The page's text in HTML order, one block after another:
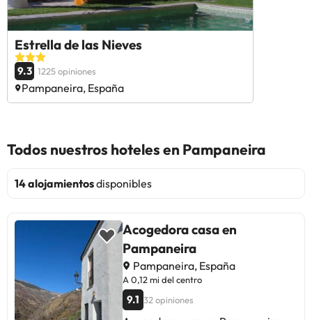
Estrella de las Nieves
9.3 1225 opiniones
Pampaneira, España
Todos nuestros hoteles en Pampaneira
14 alojamientosdisponibles
Acogedora casa en
Pampaneira
Pampaneira, España
A 0,12 mi del centro
9.1 32 opiniones